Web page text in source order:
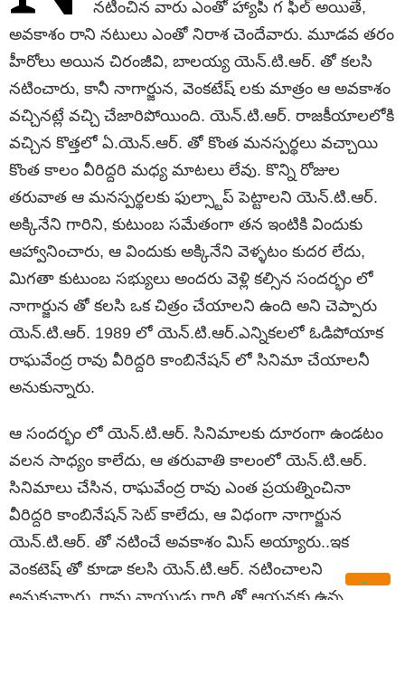
నటించిన వారు ఎంతో హ్యాపీ గ ఫీల్ అయితే,
అవకాశం రాని నటులు ఎంతో నిరాశ చెందేవారు. మూడవ తరం
హీరోలు అయిన చిరంజీవి, బాలయ్య యెన్.టి.ఆర్. తో కలసి
నటించారు, కానీ నాగార్జున, వెంకటేష్ లకు మాత్రం ఆ అవకాశం
వచ్చినట్లే వచ్చి చేజారిపోయింది. యెన్.టి.ఆర్. రాజకీయాలలోకి
వచ్చిన కొత్తలో ఏ.యెన్.ఆర్. తో కొంత మనస్పర్థలు వచ్చాయి
కొంత కాలం వీరిద్దరి మధ్య మాటలు లేవు. కొన్ని రోజుల
తరువాత ఆ మనస్పర్థలకు ఫుల్స్టాప్ పెట్టాలని యెన్.టి.ఆర్.
అక్కినేని గారిని, కుటుంబ సమేతంగా తన ఇంటికి విందుకు
ఆహ్వానించారు, ఆ విందుకు అక్కినేని వెళ్ళటం కుదర లేదు,
మిగతా కుటుంబ సభ్యులు అందరు వెళ్లి కల్సిన సందర్భం లో
నాగార్జున తో కలసి ఒక చిత్రం చేయాలని ఉంది అని చెప్పారు
యెన్.టి.ఆర్. 1989 లో యెన్.టి.ఆర్.ఎన్నికలలో ఓడిపోయాక
రాఘవేంద్ర రావు వీరిద్దరి కాంబినేషన్ లో సినిమా చేయాలనీ
అనుకున్నారు.
ఆ సందర్భం లో యెన్.టి.ఆర్. సినిమాలకు దూరంగా ఉండటం
వలన సాధ్యం కాలేదు, ఆ తరువాతి కాలంలో యెన్.టి.ఆర్.
సినిమాలు చేసిన, రాఘవేంద్ర రావు ఎంత ప్రయత్నించినా
వీరిద్దరి కాంబినేషన్ సెట్ కాలేదు, ఆ విధంగా నాగార్జున
యెన్.టి.ఆర్. తో నటించే అవకాశం మిస్ అయ్యారు..ఇక
వెంకటెష్ తో కూడా కలసి యెన్.టి.ఆర్. నటించాలని
అనుకున్నారు, రామ నాయుడు గారి తో ఆయనకు ఉన్న